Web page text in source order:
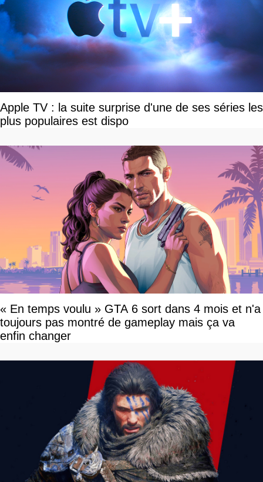
Apple TV : la suite surprise d'une de ses séries les
plus populaires est dispo
« En temps voulu » GTA 6 sort dans 4 mois et n'a
toujours pas montré de gameplay mais ça va
enfin changer